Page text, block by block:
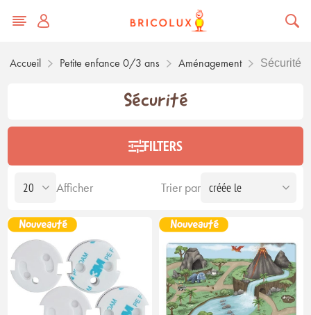
Accueil Petite enfance 0/3 ans Aménagement Sécurité
Sécurité
FILTERS
Trier par
Afficher